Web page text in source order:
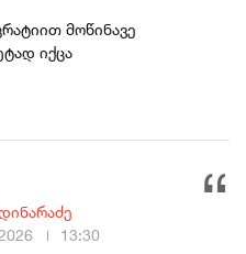
მოწინავე
იქცა
13:30